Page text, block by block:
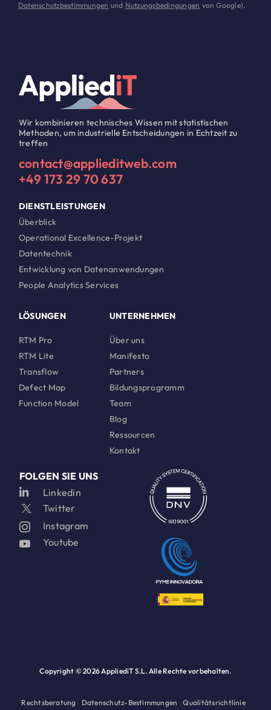
Datenschutzbestimmungen und Nutzungsbedingungen von Google).
Wir kombinieren technisches Wissen mit statistischen
Methoden, um industrielle Entscheidungen in Echtzeit zu
treffen
contact@applieditweb.com
+49 173 29 70 637
DIENSTLEISTUNGEN
Überblick
Operational Excellence-Projekt
Datentechnik
Entwicklung von Datenanwendungen
People Analytics Services
LÖSUNGEN
RTM Pro
RTM Lite
Transflow
Defect Map
Function Model
UNTERNEHMEN
Über uns
Manifesto
Partners
Bildungsprogramm
Team
Blog
Ressourcen
Kontakt
FOLGEN SIE UNS
Linkedin
Twitter
Instagram
Youtube
Copyright ©2026 AppliediT S.L. Alle Rechte vorbehalten.
Rechtsberatung Datenschutz-Bestimmungen Qualitätsrichtlinie